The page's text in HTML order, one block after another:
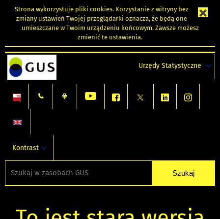
Strona wykorzystuje pliki cookies. Korzystanie z witryny bez
zmiany ustawień Twojej przeglądarki oznacza, że będą one
umieszczane w Twoim urządzeniu końcowym. Zawsze możesz
zmienić te ustawienia.
Urzędy Statystyczne
Kontrast